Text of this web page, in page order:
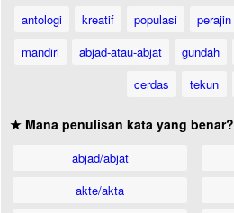
antologi
kreatif populasi perajin
mandiri
abjad-atau-abjat gundah
cerdas
tekun
★ Mana penulisan kata yang benar?
abjad/abjat
akte/akta